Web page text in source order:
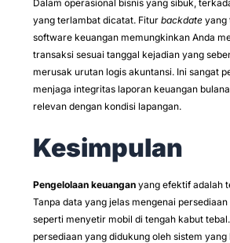
Dalam operasional bisnis yang sibuk,
yang terlambat dicatat. Fitur backdate yang
software keuangan memungkinkan Anda
transaksi sesuai tanggal kejadian yang
merusak urutan logis akuntansi. Ini sangat
menjaga integritas laporan keuangan
relevan dengan kondisi lapangan.
Kesimpulan
Pengelolaan keuangan yang efektif adalah
Tanpa data yang jelas mengenai persediaan
seperti menyetir mobil di tengah kabut
persediaan yang didukung oleh sistem